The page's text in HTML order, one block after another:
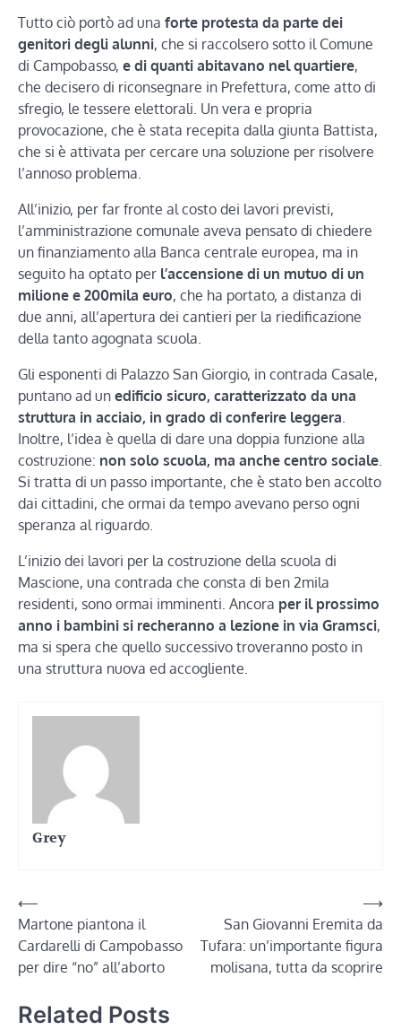
Tutto ciò portò ad una forte protesta da parte dei
genitori degli alunni, che si raccolsero sotto il Comune
di Campobasso, e di quanti abitavano nel quartiere,
che decisero di riconsegnare in Prefettura, come atto di
sfregio, le tessere elettorali. Un vera e propria
provocazione, che è stata recepita dalla giunta Battista,
che si è attivata per cercare una soluzione per risolvere
l’annoso problema.
All’inizio, per far fronte al costo dei lavori previsti,
l’amministrazione comunale aveva pensato di chiedere
un finanziamento alla Banca centrale europea, ma in
seguito ha optato per l’accensione di un mutuo di un
milione e 200mila euro, che ha portato, a distanza di
due anni, all’apertura dei cantieri per la riedificazione
della tanto agognata scuola.
Gli esponenti di Palazzo San Giorgio, in contrada Casale,
puntano ad un edificio sicuro, caratterizzato da una
struttura in acciaio, in grado di conferire leggera.
Inoltre, l’idea è quella di dare una doppia funzione alla
costruzione: non solo scuola, ma anche centro sociale.
Si tratta di un passo importante, che è stato ben accolto
dai cittadini, che ormai da tempo avevano perso ogni
speranza al riguardo.
L’inizio dei lavori per la costruzione della scuola di
Mascione, una contrada che consta di ben 2mila
residenti, sono ormai imminenti. Ancora per il prossimo
anno i bambini si recheranno a lezione in via Gramsci,
ma si spera che quello successivo troveranno posto in
una struttura nuova ed accogliente.
Grey
Navigazione
articoli
⟵
Martone piantona il
Cardarelli di Campobasso
per dire “no” all’aborto
San Giovanni Eremita da
Tufara: un’importante figura
molisana, tutta da scoprire
⟶
Related Posts